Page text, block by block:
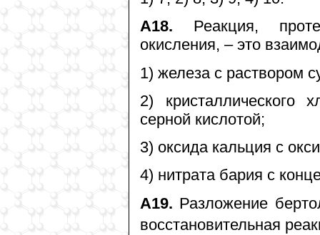
А18. Реакция,
окисления, – это
1) железа с раствором
2) кристаллического
серной кислотой;
3) оксида кальция с
4) нитрата бария с
А19. Разложение
восстановительная